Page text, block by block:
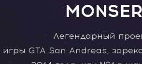
Легендарный
игры GTA San Andreas,